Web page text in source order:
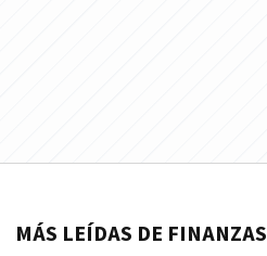
MÁS LEÍDAS DE FINANZAS